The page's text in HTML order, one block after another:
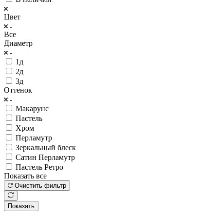
Цвет
Все
Диаметр
1д
2д
3д
Оттенок
Макарунс
Пастель
Хром
Перламутр
Зеркальный блеск
Сатин Перламутр
Пастель Ретро
Показать все
Очистить фильтр
Показать